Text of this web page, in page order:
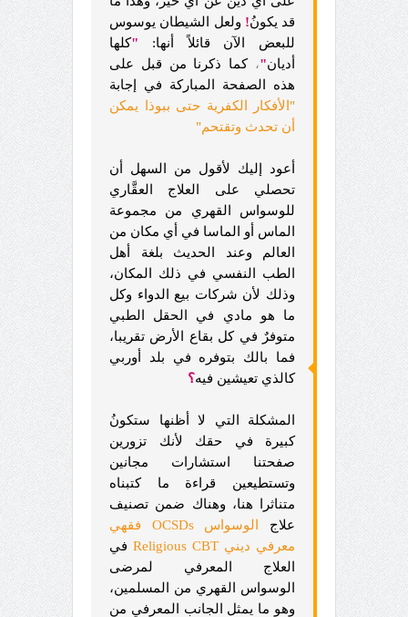
قد يكونُ! ولعل الشيطان يوسوس
للبعض الآن قائلاً أنها:
"كلها
أديان"، كما ذكرنا من قبل على
هذه الصفحة المباركة في إجابة
"الأفكار الكفرية حتى ببوذا يمكن
أن تحدث وتقتحم"
أعود إليك لأقول من السهل أن
تحصلي على العلاج العقَّاري
للوسواس القهري من مجموعة
الماس أو الماسا في أي مكان من
العالم وعند الحديث بلغة أهل
الطب النفسي في ذلك المكان،
وذلك لأن شركات بيع الدواء وكل
ما هو مادي في الحقل الطبي
متوفرٌ في كل بقاع الأرض تقريبا،
فما بالك بتوفره في بلد أوربي
كالذي تعيشين فيه؟
المشكلة التي لا أظنها ستكونُ
كبيرة في حقك لأنك تزورين
صفحتنا استشارات مجانين
وتستطيعين قراءة ما كتبناه
متناثرا هنا، وهناك ضمن تصنيف
علاج
الوسواس OCSDs فقهي
معرفي ديني Religious CBT
في
العلاج المعرفي لمرضى
الوسواس القهري من المسلمين،
وهو ما يمثل الجانب المعرفي من